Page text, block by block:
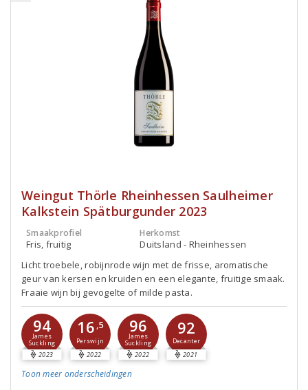
Weingut Thörle Rheinhessen Saulheimer
Kalkstein Spätburgunder 2023
Smaakprofiel
Fris, fruitig
Herkomst
Duitsland - Rheinhessen
Licht troebele, robijnrode wijn met de frisse, aromatische
geur van kersen en kruiden en een elegante, fruitige smaak.
Fraaie wijn bij gevogelte of milde pasta.
94
James
Suckling
2023
16 ,5
Perswijn
2022
96
James
Suckling
2022
92
Decanter
2021
Toon meer onderscheidingen